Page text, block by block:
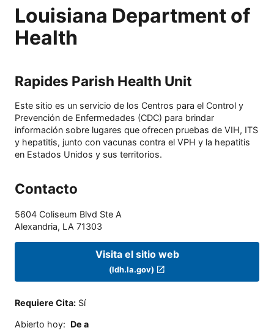
Louisiana Department of
Health
Rapides Parish Health Unit
Este sitio es un servicio de los Centros para el Control y
Prevención de Enfermedades (CDC) para brindar
información sobre lugares que ofrecen pruebas de VIH, ITS
y hepatitis, junto con vacunas contra el VPH y la hepatitis
en Estados Unidos y sus territorios.
Contacto
5604 Coliseum Blvd Ste A
Alexandria, LA 71303
Visita el sitio web
(ldh.la.gov)
Requiere Cita: Sí
Abierto hoy: De a